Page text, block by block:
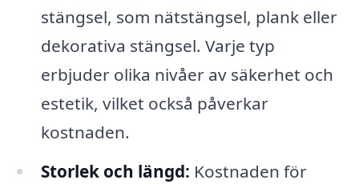
stängsel, som nätstängsel, plank eller
dekorativa stängsel. Varje typ
erbjuder olika nivåer av säkerhet och
estetik, vilket också påverkar
kostnaden.
Storlek och längd: Kostnaden för